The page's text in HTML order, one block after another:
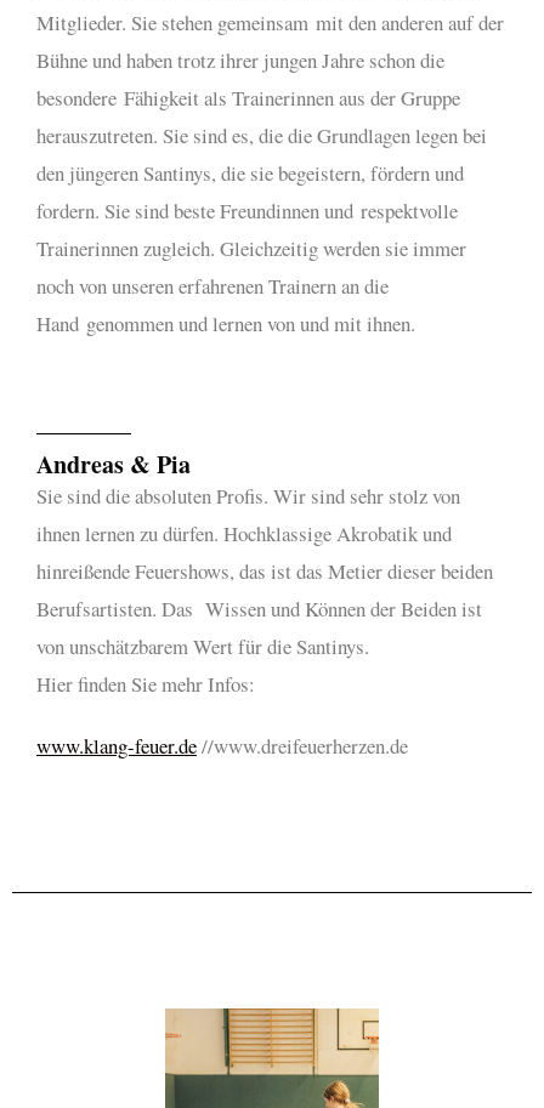
Mitglieder. Sie stehen gemeinsam mit den anderen auf der
Bühne und haben trotz ihrer jungen Jahre schon die
besondere Fähigkeit als Trainerinnen aus der Gruppe
herauszutreten. Sie sind es, die die Grundlagen legen bei
den jüngeren Santinys, die sie begeistern, fördern und
fordern. Sie sind beste Freundinnen und respektvolle
Trainerinnen zugleich. Gleichzeitig werden sie immer
noch von unseren erfahrenen Trainern an die
Hand genommen und lernen von und mit ihnen.
Andreas & Pia
Sie sind die absoluten Profis. Wir sind sehr stolz von
ihnen lernen zu dürfen. Hochklassige Akrobatik und
hinreißende Feuershows, das ist das Metier dieser beiden
Berufsartisten. Das Wissen und Können der Beiden ist
von unschätzbarem Wert für die Santinys.
Hier finden Sie mehr Infos:
www.klang-feuer.de//www.dreifeuerherzen.de